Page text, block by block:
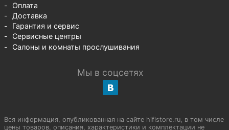
Оплата
Доставка
Гарантия и сервис
Сервисные центры
Салоны и комнаты прослушивания
Мы в соцсетях
Вся информация, опубликованная на сайте hifistore.ru, в том числе
цены товаров, описания, характеристики и комплектации не